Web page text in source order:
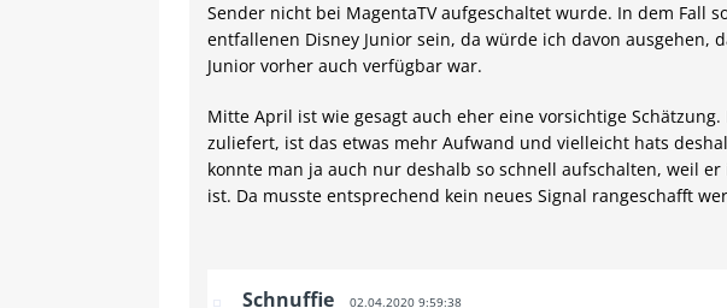
Sender nicht bei MagentaTV aufgeschaltet wurde. In dem Fall
entfallenen Disney Junior sein, da würde ich davon ausgehen,
Junior vorher auch verfügbar war.
Mitte April ist wie gesagt auch eher eine vorsichtige
zuliefert, ist das etwas mehr Aufwand und vielleicht hats
konnte man ja auch nur deshalb so schnell aufschalten, weil er
ist. Da musste entsprechend kein neues Signal rangeschafft
Schnuffie 02.04.2020 9:59:38